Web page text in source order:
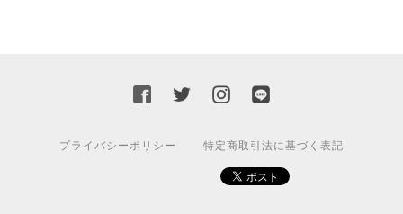
プライバシーポリシー 特定商取引法に基づく表記